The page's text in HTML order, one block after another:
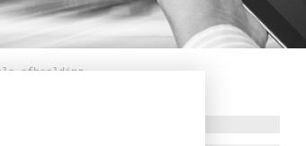
afbeelding